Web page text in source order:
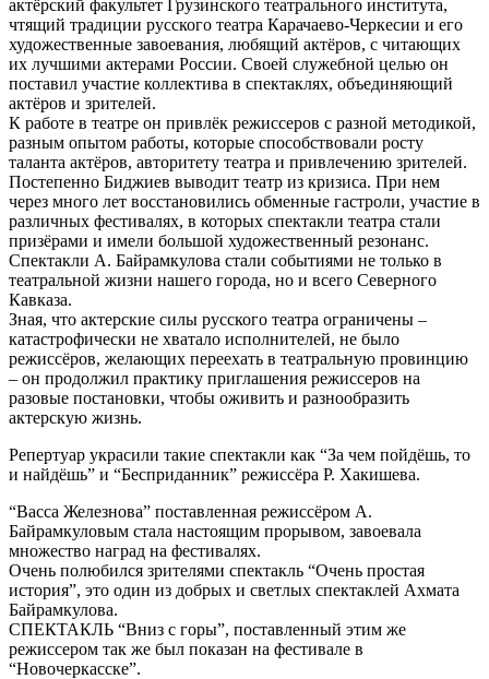
актёрский факультет Грузинского театрального института,
чтящий традиции русского театра Карачаево-Черкесии и его
художественные завоевания, любящий актёров, с читающих
их лучшими актерами России. Своей служебной целью он
поставил участие коллектива в спектаклях, объединяющий
актёров и зрителей.
К работе в театре он привлёк режиссеров с разной методикой,
разным опытом работы, которые способствовали росту
таланта актёров, авторитету театра и привлечению зрителей.
Постепенно Биджиев выводит театр из кризиса. При нем
через много лет восстановились обменные гастроли, участие в
различных фестивалях, в которых спектакли театра стали
призёрами и имели большой художественный резонанс.
Спектакли А. Байрамкулова стали событиями не только в
театральной жизни нашего города, но и всего Северного
Кавказа.
Зная, что актерские силы русского театра ограничены –
катастрофически не хватало исполнителей, не было
режиссёров, желающих переехать в театральную провинцию
– он продолжил практику приглашения режиссеров на
разовые постановки, чтобы оживить и разнообразить
актерскую жизнь.
Репертуар украсили такие спектакли как “За чем пойдёшь, то
и найдёшь” и “Бесприданник” режиссёра Р. Хакишева.
“Васса Железнова” поставленная режиссёром А.
Байрамкуловым стала настоящим прорывом, завоевала
множество наград на фестивалях.
Очень полюбился зрителями спектакль “Очень простая
история”, это один из добрых и светлых спектаклей Ахмата
Байрамкулова.
СПЕКТАКЛЬ “Вниз с горы”, поставленный этим же
режиссером так же был показан на фестивале в
“Новочеркасске”.